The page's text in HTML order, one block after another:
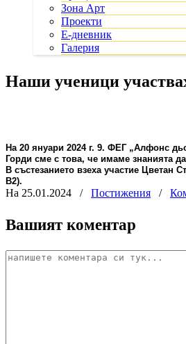
Зона Арт
Проекти
Е-дневник
Галерия
Наши ученици
На 20 януари 2024 г. 9. ФЕГ „Алфонс
Горди сме с това, че имаме знанията
В състезанието взеха участие
В2).
На 25.01.2024 / Постижения /
Вашият коментар